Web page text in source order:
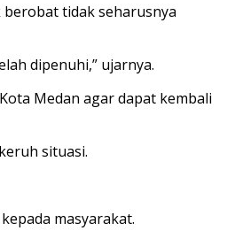
tidak seharusnya
dipenuhi,” ujarnya.
Medan agar dapat kembali
situasi.
masyarakat.